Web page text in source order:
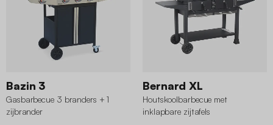
Bazin 3
Gasbarbecue 3 branders + 1
zijbrander
Bernard XL
Houtskoolbarbecue met
inklapbare zijtafels